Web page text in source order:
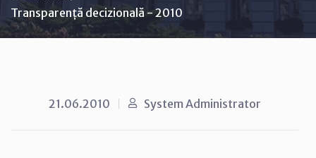
Transparență decizională - 2010
21.06.2010 System Administrator